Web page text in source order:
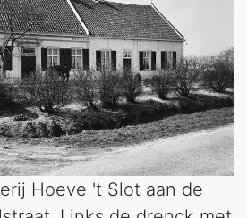
Hoeve 't Slot aan de